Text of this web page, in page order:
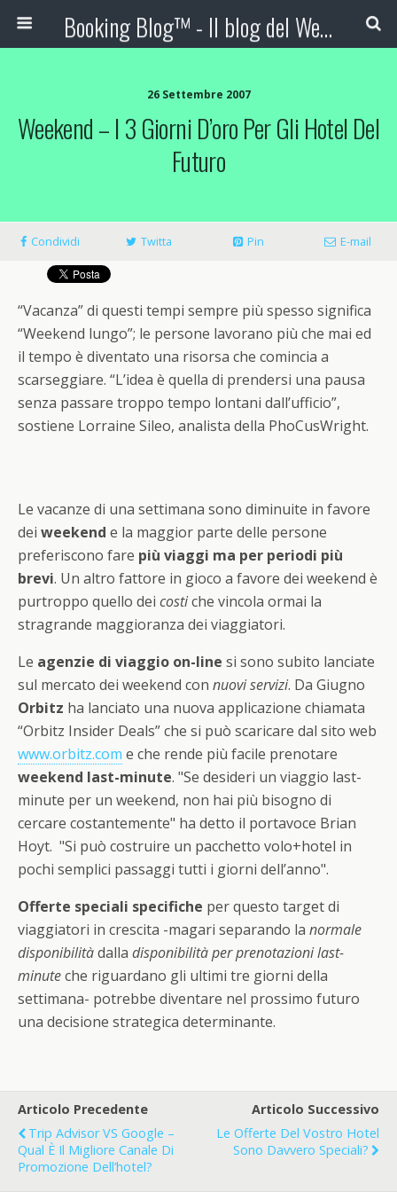
Booking Blog™ - Il blog del Web Marketing Turistico
26 Settembre 2007
Weekend – I 3 Giorni D’oro Per Gli Hotel Del
Futuro
Condividi Twitta Pin E-mail
“Vacanza” di questi tempi sempre più spesso significa
“Weekend lungo”; le persone lavorano più che mai ed
il tempo è diventato una risorsa che comincia a
scarseggiare. “L’idea è quella di prendersi una pausa
senza passare troppo tempo lontani dall’ufficio”,
sostiene Lorraine Sileo, analista della PhoCusWright.
Le vacanze di una settimana sono diminuite in favore
dei weekend e la maggior parte delle persone
preferiscono fare più viaggi ma per periodi più
brevi. Un altro fattore in gioco a favore dei weekend è
purtroppo quello dei costiche vincola ormai la
stragrande maggioranza dei viaggiatori.
Le agenzie di viaggio on-line si sono subito lanciate
sul mercato dei weekend con nuovi servizi. Da Giugno
Orbitz ha lanciato una nuova applicazione chiamata
“Orbitz Insider Deals” che si può scaricare dal sito web
www.orbitz.com e che rende più facile prenotare
weekend last-minute. "Se desideri un viaggio last-
minute per un weekend, non hai più bisogno di
cercare costantemente" ha detto il portavoce Brian
Hoyt. "Si può costruire un pacchetto volo+hotel in
pochi semplici passaggi tutti i giorni dell’anno".
Offerte speciali specifiche per questo target di
viaggiatori in crescita -magari separando la normale
disponibilitàdalla disponibilità per prenotazioni last-
minuteche riguardano gli ultimi tre giorni della
settimana- potrebbe diventare nel prossimo futuro
una decisione strategica determinante.
Articolo Precedente
Trip Advisor VS Google –
Qual È Il Migliore Canale Di
Promozione Dell’hotel?
Articolo Successivo
Le Offerte Del Vostro Hotel
Sono Davvero Speciali?